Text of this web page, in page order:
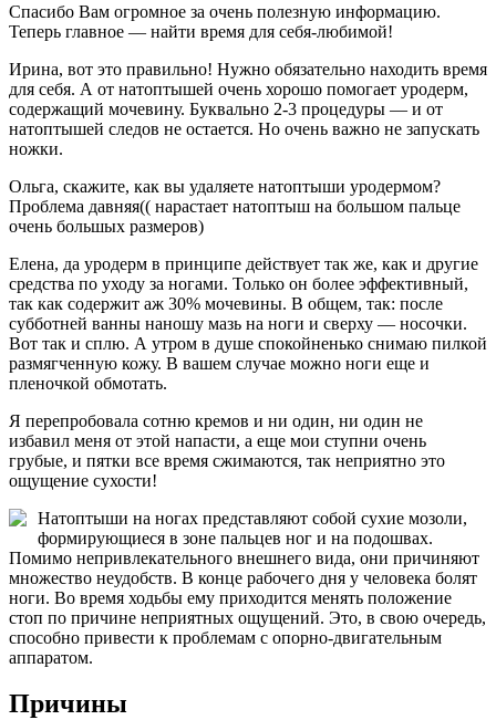
Спасибо Вам огромное за очень полезную информацию.
Теперь главное — найти время для себя-любимой!
Ирина, вот это правильно! Нужно обязательно находить время
для себя. А от натоптышей очень хорошо помогает уродерм,
содержащий мочевину. Буквально 2-3 процедуры — и от
натоптышей следов не остается. Но очень важно не запускать
ножки.
Ольга, скажите, как вы удаляете натоптыши уродермом?
Проблема давняя(( нарастает натоптыш на большом пальце
очень большых размеров)
Елена, да уродерм в принципе действует так же, как и другие
средства по уходу за ногами. Только он более эффективный,
так как содержит аж 30% мочевины. В общем, так: после
субботней ванны наношу мазь на ноги и сверху — носочки.
Вот так и сплю. А утром в душе спокойненько снимаю пилкой
размягченную кожу. В вашем случае можно ноги еще и
пленочкой обмотать.
Я перепробовала сотню кремов и ни один, ни один не
избавил меня от этой напасти, а еще мои ступни очень
грубые, и пятки все время сжимаются, так неприятно это
ощущение сухости!
Натоптыши на ногах представляют собой сухие мозоли,
формирующиеся в зоне пальцев ног и на подошвах.
Помимо непривлекательного внешнего вида, они причиняют
множество неудобств. В конце рабочего дня у человека болят
ноги. Во время ходьбы ему приходится менять положение
стоп по причине неприятных ощущений. Это, в свою очередь,
способно привести к проблемам с опорно-двигательным
аппаратом.
Причины